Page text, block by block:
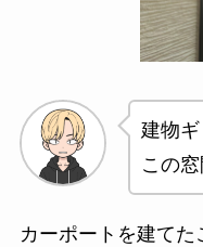
建物
この
カーポートを建てた